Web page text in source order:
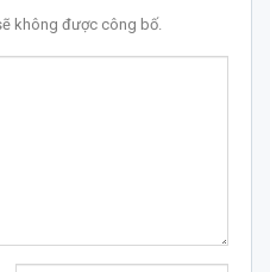
không được công bố.